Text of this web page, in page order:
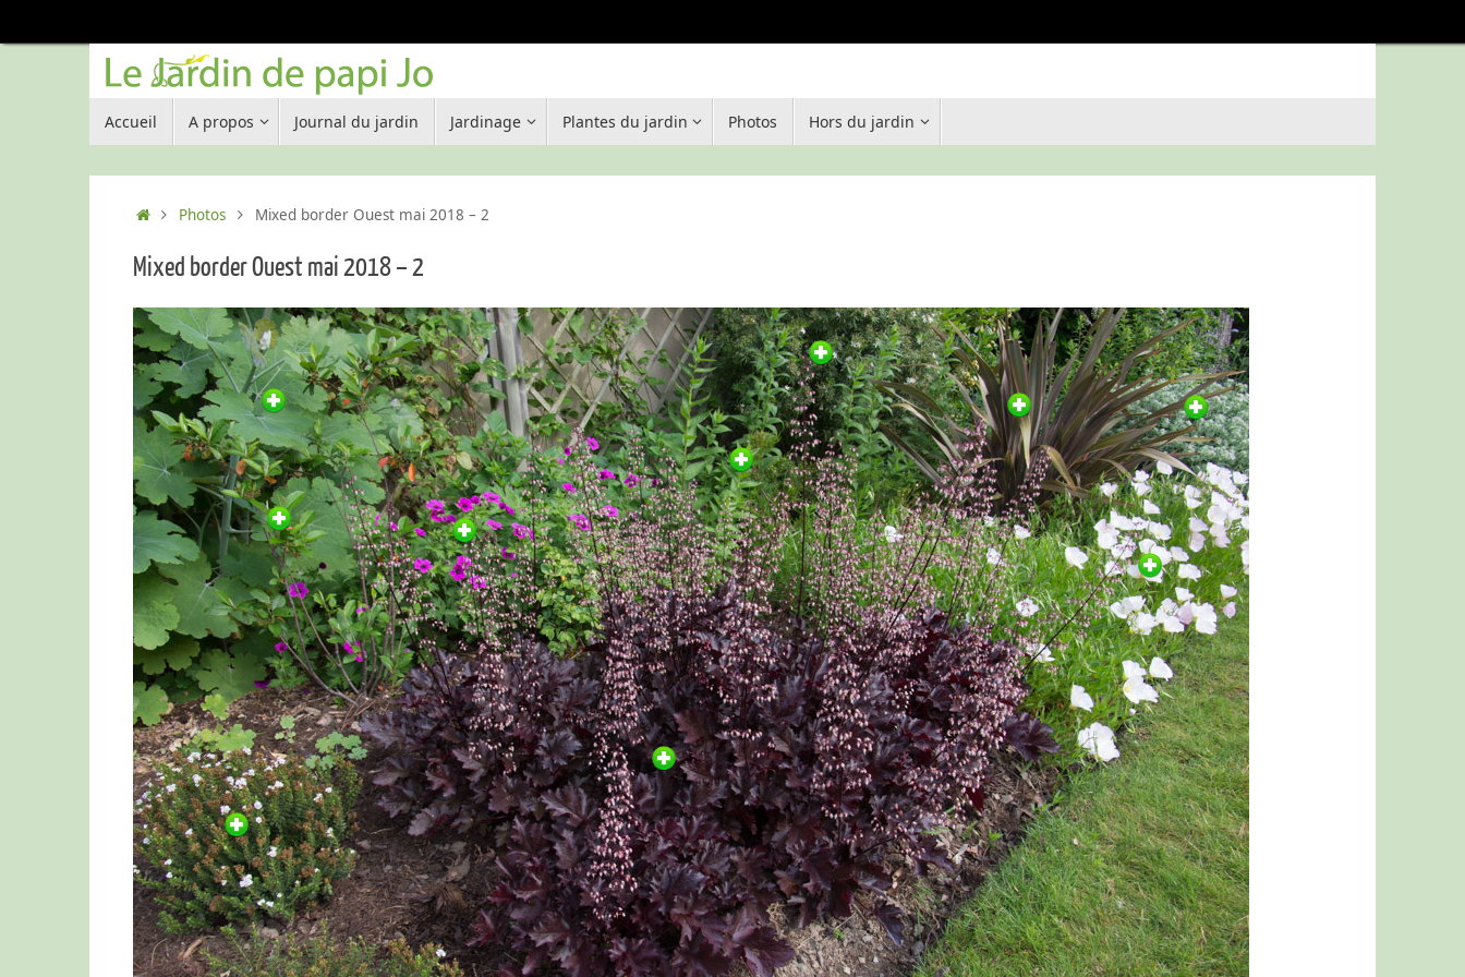
au
auAccueil A propos Journal du jardin Jardinage Plantes du jardin Photos Hors du jardin
AccueilPhotos Mixed border Ouest mai 2018 – 2
Mixed border Ouest mai 2018 – 2